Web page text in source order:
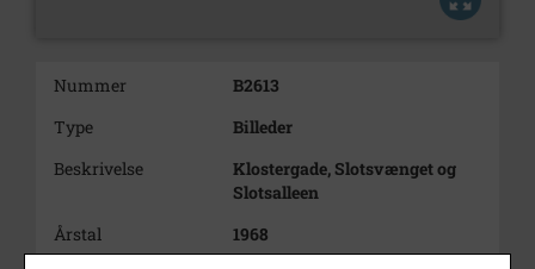
Nummer
B2613
Type
Billeder
Beskrivelse
Klostergade, Slotsvænget og
Slotsalleen
Årstal
1968